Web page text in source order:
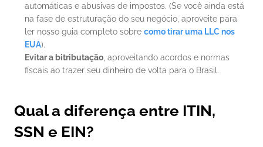
automáticas e abusivas de impostos. (Se você ainda está
na fase de estruturação do seu negócio, aproveite para
ler nosso guia completo sobre como tirar uma LLC nos
EUA).
Evitar a bitributação, aproveitando acordos e normas
fiscais ao trazer seu dinheiro de volta para o Brasil.
Qual a diferença entre ITIN,
SSN e EIN?